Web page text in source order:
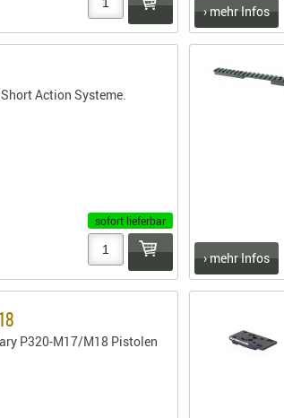
› mehr Infos
Action Systeme.
sofort lieferbar
› mehr Infos
P320-M17/M18 Pistolen